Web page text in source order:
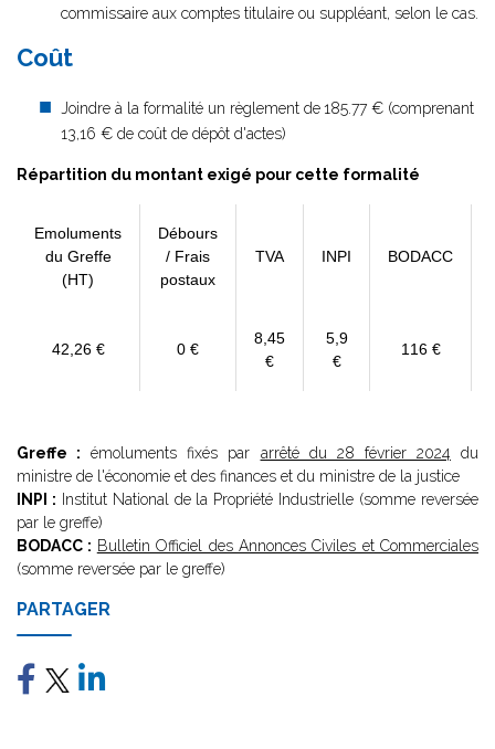
commissaire aux comptes titulaire ou suppléant, selon le cas.
Coût
Joindre à la formalité un règlement de185.77 € (comprenant
13,16 € de coût de dépôt d'actes)
Répartition du montant exigé pour cette formalité
Emoluments
du Greffe
(HT)
Débours
/ Frais
postaux
TVA INPI BODACC
42,26 € 0 €
8,45
€
5,9
€
116 €
Greffe : émoluments fixés par arrêté du 28 février 2024 du
ministre de l'économie et des finances et du ministre de la justice
INPI : Institut National de la Propriété Industrielle (somme reversée
par le greffe)
BODACC : Bulletin Officiel des Annonces Civiles et Commerciales
(somme reversée par le greffe)
PARTAGER